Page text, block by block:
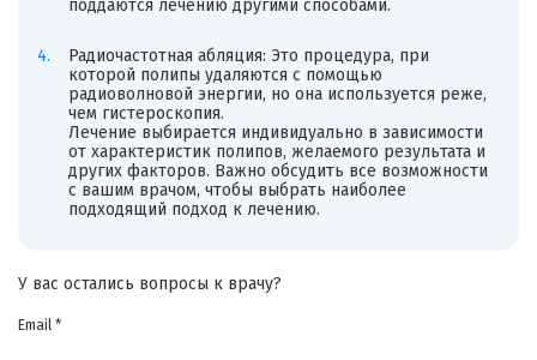
поддаются лечению другими способами.
Радиочастотная абляция: Это процедура, при
которой полипы удаляются с помощью
радиоволновой энергии, но она используется реже,
чем гистероскопия.
Лечение выбирается индивидуально в зависимости
от характеристик полипов, желаемого результата и
других факторов. Важно обсудить все возможности
с вашим врачом, чтобы выбрать наиболее
подходящий подход к лечению.
У вас остались вопросы к врачу?
Email *